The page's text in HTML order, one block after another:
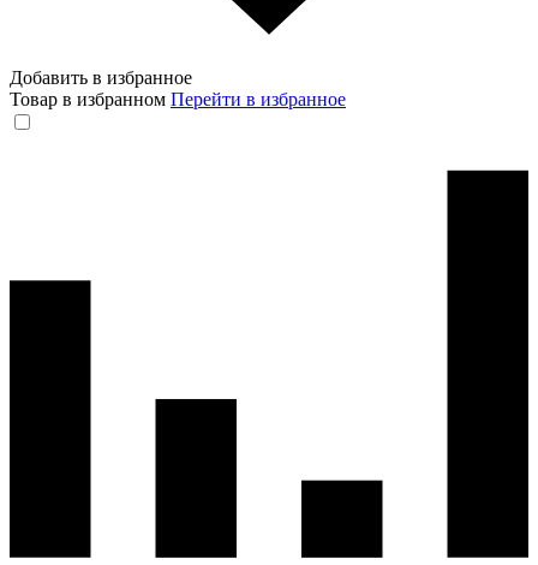
Добавить в избранное
Товар в избранном Перейти в избранное